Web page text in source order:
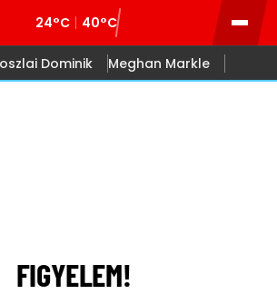
24°C 40°C
Dominik Meghan Markle
FIGYELEM!